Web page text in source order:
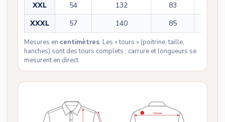
XXL
54 132 83
XXXL
57 140 85
Mesures en centimètres. Les « tours » (poitrine, taille,
hanches) sont des tours complets ; carrure et longueurs se
mesurent en direct.